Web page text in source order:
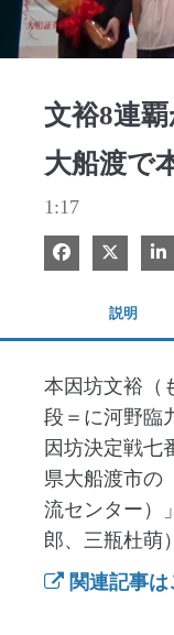
文裕8連
大船渡で
1:17
Facebook で共
Xで共
説明
本因坊文裕（
段＝に河野臨
因坊決定戦七
県大船渡市の
流センター）
郎、三瓶杜萌
関連記事は